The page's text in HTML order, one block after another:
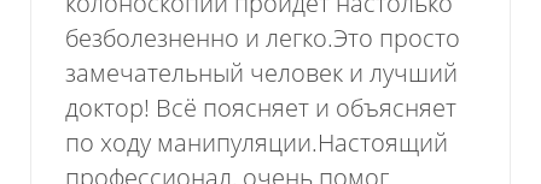
безболезненно и легко.Это просто
замечательный человек и лучший
доктор! Всё поясняет и объясняет
по ходу манипуляции.Настоящий
профессионал, очень помог